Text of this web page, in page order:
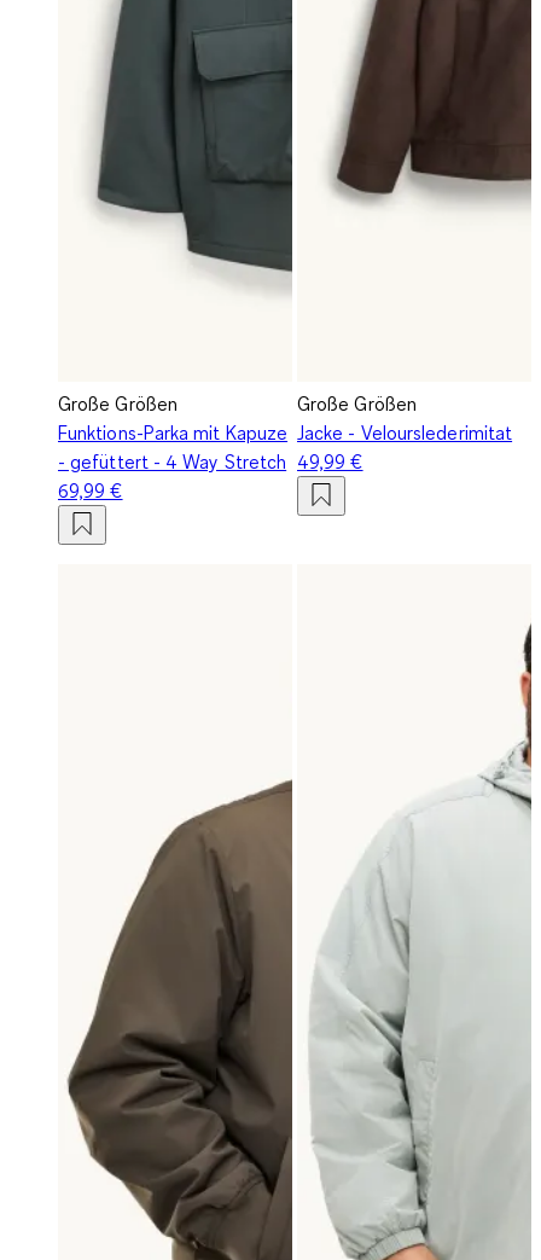
Große Größen
Funktions-Parka mit Kapuze
- gefüttert - 4 Way Stretch
69,99 €
Große Größen
Jacke - Velourslederimitat
49,99 €